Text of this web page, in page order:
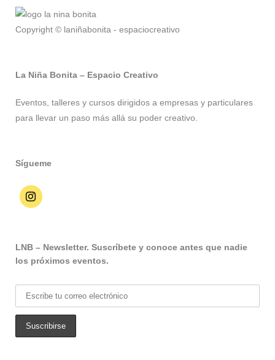
Copyright © laniñabonita - espaciocreativo
La Niña Bonita – Espacio Creativo
Eventos, talleres y cursos dirigidos a empresas y particulares
para llevar un paso más allá su poder creativo.
Sígueme
LNB – Newsletter. Suscríbete y conoce antes que nadie
los próximos eventos.